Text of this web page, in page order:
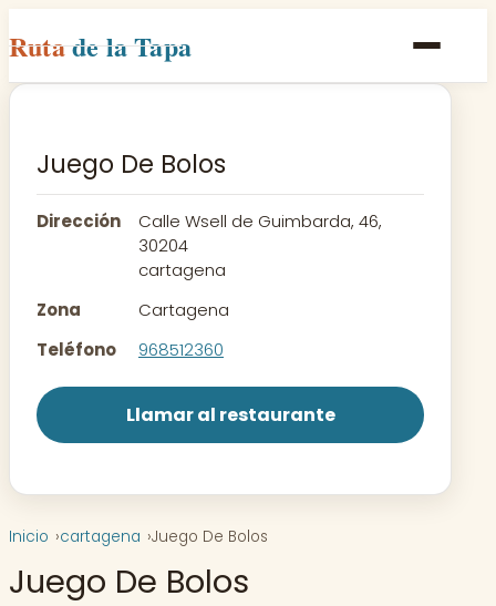
Rutade la Tapa
Inicio
Rutas
Contacto
Juego De Bolos
Dirección
Calle Wsell de Guimbarda, 46,
30204
cartagena
Zona
Cartagena
Teléfono
968512360
Llamar al restaurante
Inicio cartagena Juego De Bolos
Juego De Bolos